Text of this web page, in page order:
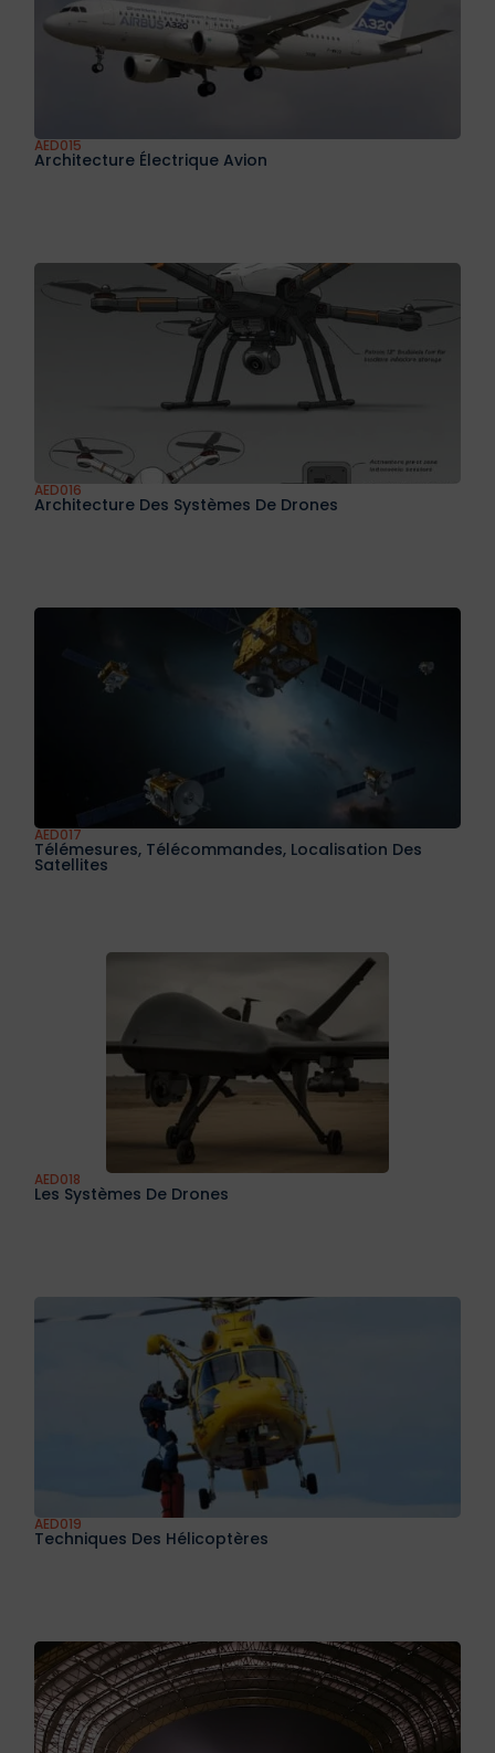
AED014
Segment Sol De Contrôle Et Opération Des Satellites
Architecture Électrique Avion
Télémesures, Télécommandes, Localisation Des
Les Systèmes De Drones